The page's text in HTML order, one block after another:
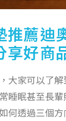
推薦迪
享好商
大家可以了
睡眠甚至長
何透過三個